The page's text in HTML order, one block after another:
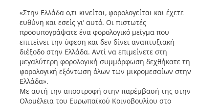
«Στην Ελλάδα ο,τι κινείται, φορολογείται και έχετε
ευθύνη και εσείς γι’ αυτό. Οι πιστωτές
προσυπογράψατε ένα φορολογικό μείγμα που
επιτείνει την ύφεση και δεν δίνει αναπτυξιακή
διέξοδο στην Ελλάδα. Αντί να επιμείνετε στη
μεγαλύτερη φορολογική συμμόρφωση δεχθήκατε τη
φορολογική εξόντωση όλων των μικρομεσαίων στην
Ελλάδα».
Με αυτή την αποστροφή στην παρέμβασή της στην
Ολομέλεια του Ευρωπαϊκού Κοινοβουλίου στο